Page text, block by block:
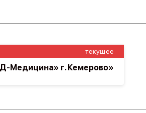
текущее
Медицина» г. Кемерово»